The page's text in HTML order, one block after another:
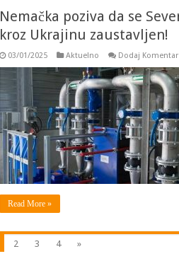
Nemačka poziva da se
kroz Ukrajinu zaustavljen!
03/01/2025 Aktuelno Dodaj Komentar
Read More »
2 3 4 »